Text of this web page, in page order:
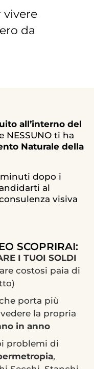
da
all’interno del
NESSUNO ti ha
Naturale della
dopo i
al
visiva
SCOPRIRAI:
I TUOI SOLDI
costosi paia di
porta più
la propria
in anno
problemi di
,